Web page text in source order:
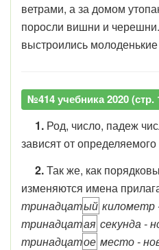
ветрами, а за домом
поросли вишни и
выстроились
№414 учебника 2020 (стр.
1. Род, число, падеж
зависят от
2.Так же, как
изменяются имена
тринадцатый километр
тринадцатая секунда -
тринадцатое место -